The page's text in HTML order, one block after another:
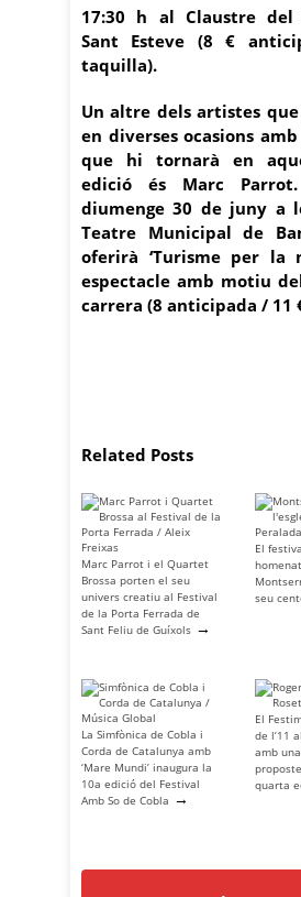
17:30 h al Claustre
Sant Esteve (8 €
taquilla).
Un altre dels artistes que
en diverses ocasions
que hi tornarà en
edició és Marc
diumenge 30 de juny a
Teatre Municipal de
oferirà ‘Turisme per la
espectacle amb motiu
carrera (8 anticipada / 11
Related Posts
Marc Parrot i el Quartet
Brossa porten el seu
univers creatiu al Festival
de la Porta Ferrada de
Sant Feliu de Guíxols →
El
seu
La Simfònica de Cobla i
Corda de Catalunya amb
‘Mare Mundi’ inaugura la
10a edició del Festival
Amb So de Cobla →
El
de l’11
amb
quarta